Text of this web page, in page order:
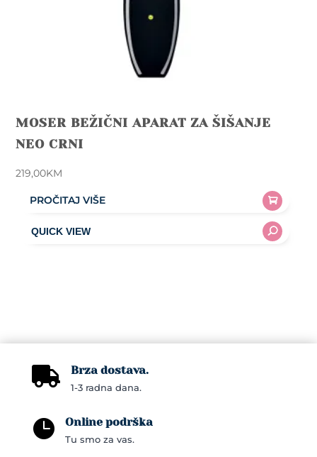
MOSER BEŽIČNI APARAT ZA ŠIŠANJE
NEO CRNI
219,00KM
PROČITAJ VIŠE
 Brza dostava.
1-3 radna dana.
 Online podrška
Tu smo za vas.